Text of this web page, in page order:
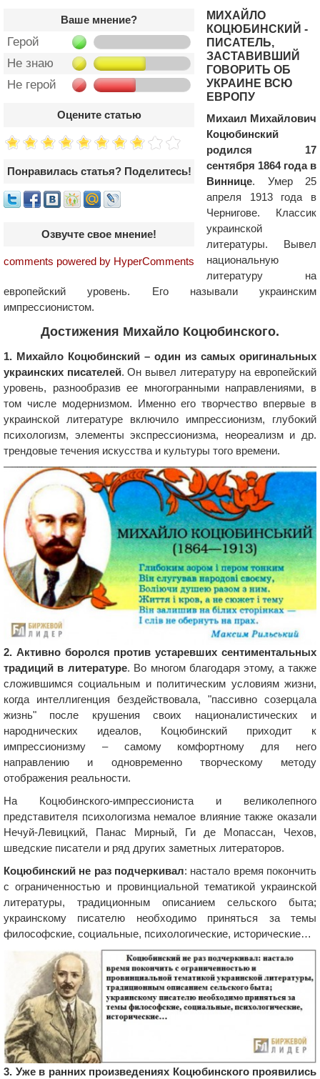
Ваше мнение?
Герой
Не знаю
Не герой
Оцените статью
Понравилась статья? Поделитесь!
Озвучте свое мнение!
comments powered by HyperComments
МИХАЙЛО
КОЦЮБИНСКИЙ -
ПИСАТЕЛЬ,
ЗАСТАВИВШИЙ
ГОВОРИТЬ ОБ
УКРАИНЕ ВСЮ
ЕВРОПУ
Михаил Михайлович
Коцюбинский
родился 17
сентября 1864 года в
Виннице. Умер 25
апреля 1913 года в
Чернигове. Классик
украинской
литературы. Вывел
национальную
литературу на
европейский уровень. Его называли украинским
импрессионистом.
Достижения Михайло Коцюбинского.
1. Михайло Коцюбинский – один из самых оригинальных
украинских писателей. Он вывел литературу на европейский
уровень, разнообразив ее многогранными направлениями, в
том числе модернизмом. Именно его творчество впервые в
украинской литературе включило импрессионизм, глубокий
психологизм, элементы экспрессионизма, неореализм и др.
трендовые течения искусства и культуры того времени.
2. Активно боролся против устаревших сентиментальных
традиций в литературе. Во многом благодаря этому, а также
сложившимся социальным и политическим условиям жизни,
когда интеллигенция бездействовала, "пассивно созерцала
жизнь" после крушения своих националистических и
народнических идеалов, Коцюбинский приходит к
импрессионизму – самому комфортному для него
направлению и одновременно творческому методу
отображения реальности.
На Коцюбинского-импрессиониста и великолепного
представителя психологизма немалое влияние также оказали
Нечуй-Левицкий, Панас Мирный, Ги де Мопассан, Чехов,
шведские писатели и ряд других заметных литераторов.
Коцюбинский не раз подчеркивал: настало время покончить
с ограниченностью и провинциальной тематикой украинской
литературы, традиционным описанием сельского быта;
украинскому писателю необходимо приняться за темы
философские, социальные, психологические, исторические…
3. Уже в ранних произведениях Коцюбинского проявились